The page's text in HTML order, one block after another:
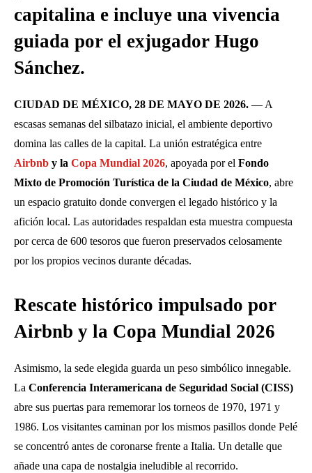
capitalina e incluye una vivencia
guiada por el exjugador Hugo
Sánchez.
CIUDAD DE MÉXICO, 28 DE MAYO DE 2026. — A
escasas semanas del silbatazo inicial, el ambiente deportivo
domina las calles de la capital. La unión estratégica entre
Airbnb y la Copa Mundial 2026, apoyada por el Fondo
Mixto de Promoción Turística de la Ciudad de México, abre
un espacio gratuito donde convergen el legado histórico y la
afición local. Las autoridades respaldan esta muestra compuesta
por cerca de 600 tesoros que fueron preservados celosamente
por los propios vecinos durante décadas.
Rescate histórico impulsado por
Airbnb y la Copa Mundial 2026
Asimismo, la sede elegida guarda un peso simbólico innegable.
La Conferencia Interamericana de Seguridad Social (CISS)
abre sus puertas para rememorar los torneos de 1970, 1971 y
1986. Los visitantes caminan por los mismos pasillos donde Pelé
se concentró antes de coronarse frente a Italia. Un detalle que
añade una capa de nostalgia ineludible al recorrido.